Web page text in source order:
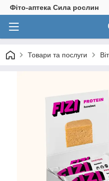
Фіто-аптека Сила рослин
Товари та послуги